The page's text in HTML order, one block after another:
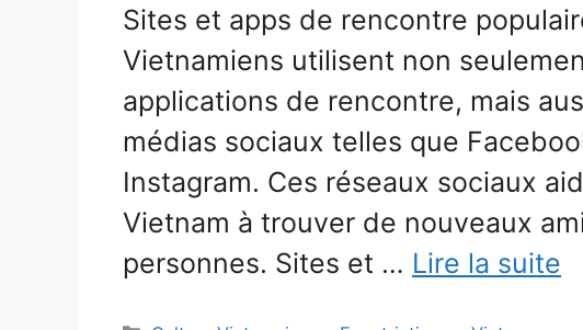
Sites et apps de rencontre
Vietnamiens utilisent non
applications de rencontre, mais
médias sociaux telles que
Instagram. Ces réseaux sociaux
Vietnam à trouver de nouveaux
personnes. Sites et … Lire la suite